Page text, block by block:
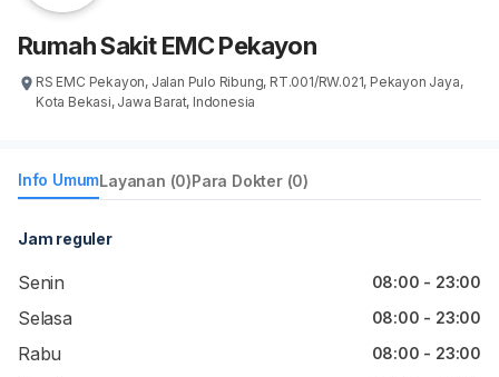
Rumah Sakit EMC Pekayon
RS EMC Pekayon, Jalan Pulo Ribung, RT.001/RW.021, Pekayon Jaya,
Kota Bekasi, Jawa Barat, Indonesia
Info UmumLayanan (0)Para Dokter (0)
Jam reguler
Senin 08:00 - 23:00
Selasa 08:00 - 23:00
Rabu 08:00 - 23:00